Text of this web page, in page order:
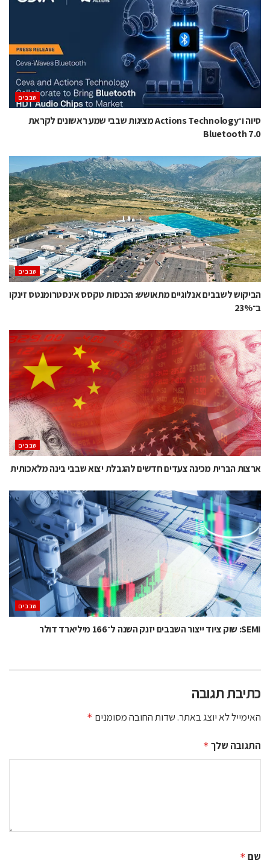
‫שבבים‬
סיוה ו־Actions Technology מציגות שבבי שמע ראשונים לקראת
Bluetooth 7.0
‫שבבים‬
הביקוש לשבבים אנלוגיים מתאושש: הכנסות טקסס אינסטרומנטס זינקו
ב־23%
‫שבבים‬
ארצות הברית מכינה צעדים חדשים להגבלת יצוא שבבי בינה מלאכותית
‫שבבים‬
SEMI: שוק ציוד ייצור השבבים יזנק השנה ל־166 מיליארד דולר
כתיבת תגובה
האימייל לא יוצג באתר.שדות החובה מסומנים *
התגובה שלך *
שם *